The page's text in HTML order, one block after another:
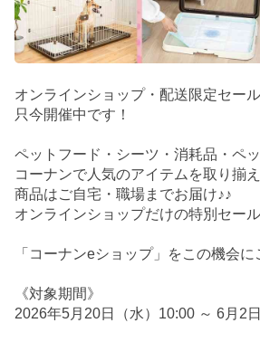
オンラインショップ・配送限定セール
只今開催中です！
ペットフード・シーツ・消耗品・ペ
コーナンで人気のアイテムを取り揃
商品はご自宅・職場までお届け♪♪
オンラインショップだけの特別セー
「コーナンeショップ」をこの機会に
《対象期間》
2026年5月20日（水）10:00 ～ 6月2